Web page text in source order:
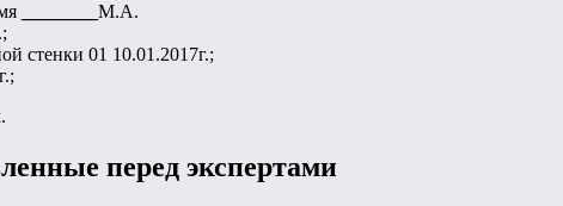
М.А.
стенки 01 10.01.2017г.;
перед экспертами